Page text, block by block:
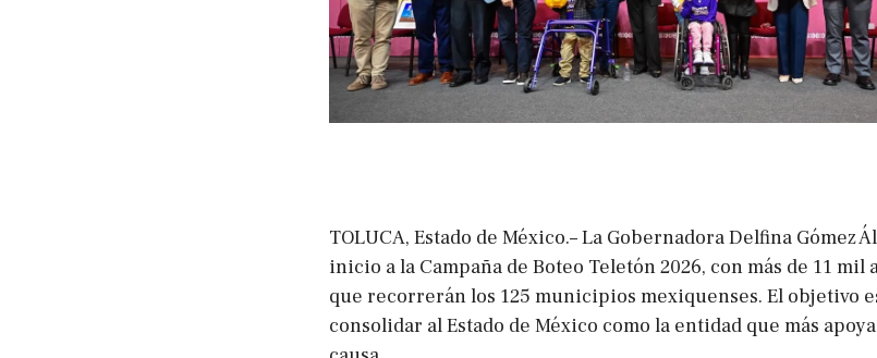
TOLUCA, Estado de México.– La Gobernadora Delfina Gómez
inicio a la Campaña de Boteo Teletón 2026, con más de 11 mil
que recorrerán los 125 municipios mexiquenses. El objetivo
consolidar al Estado de México como la entidad que más